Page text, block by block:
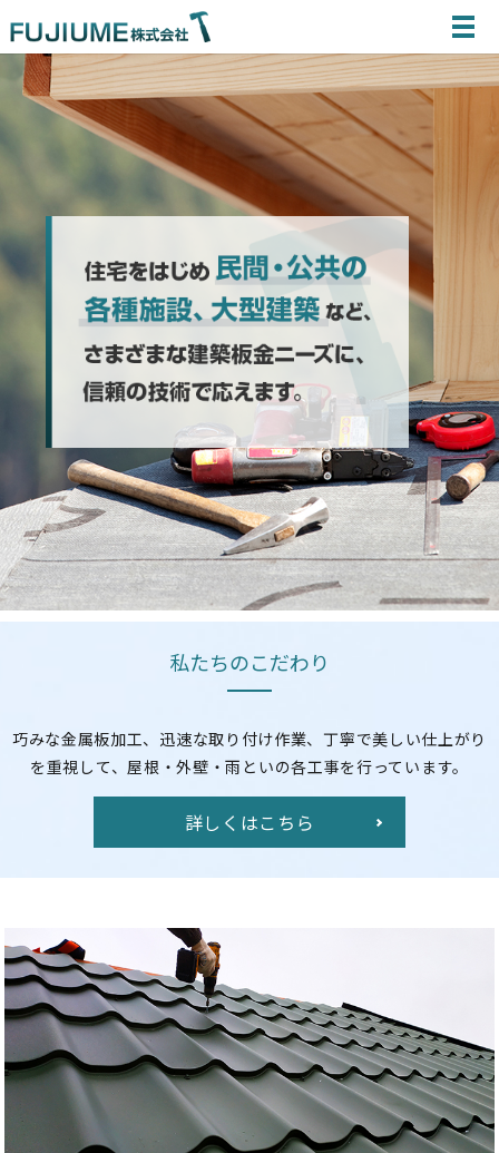
私たちのこだわり
巧みな金属板加工、迅速な取り付け作業、 丁寧で美しい仕上がり
を重視して、屋根・外壁・雨といの各工事を行っています。
詳しくはこちら